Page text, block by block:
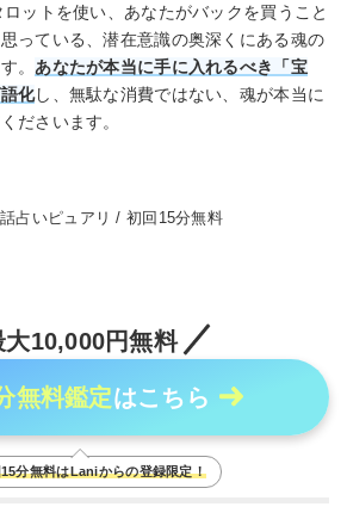
ロットを使い、あなたがバックを買うこと
っている、潜在意識の奥深くにある魂の
。あなたが本当に手に入れるべき「宝
化し、無駄な消費ではない、魂が本当に
ださいます。
占いピュアリ / 初回15分無料
大10,000円無料
無料鑑定はこちら
分無料はLaniからの登録限定！